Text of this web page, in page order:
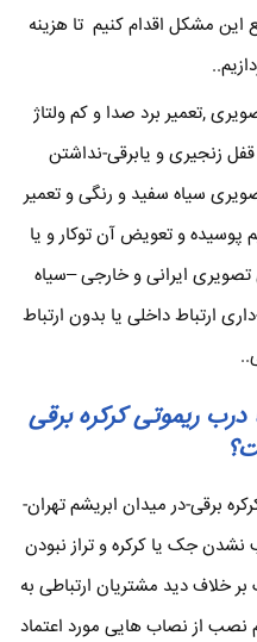
مشکل اقدام کنیم تا هزینه
,تعمیر برد صدا و کم ولتاژ
زنجیری و یابرقی-نداشتن
سیاه سفید و رنگی و تعمیر
و تعویض آن توکار و یا
تصویری ایرانی و خارجی –سیاه
ارتباط داخلی یا بدون ارتباط
ریموتی کرکره برقی
برقی-در میدان ابریشم تهران-
جک یا کرکره و تراز نبودن
خلاف دید مشتریان ارتباطی به
نصب از نصاب هایی مورد اعتماد